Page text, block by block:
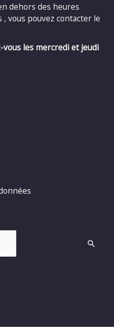
dehors des heures
vous pouvez contacter le
vous les mercredi et jeudi